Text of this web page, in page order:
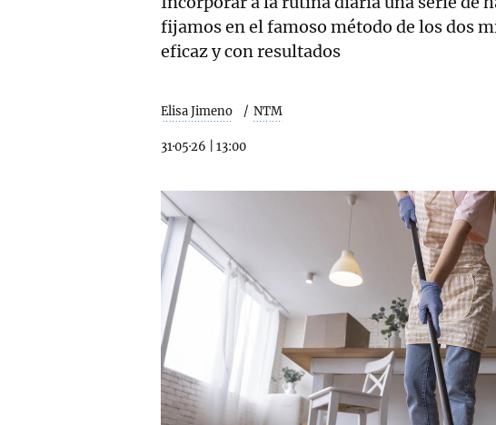
fijamos en el famoso método de los dos
eficaz y con resultados
Elisa Jimeno NTM
31·05·26 13:00